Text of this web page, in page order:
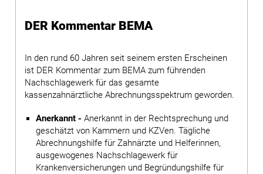
DER Kommentar BEMA
In den rund 60 Jahren seit seinem ersten Erscheinen
ist DER Kommentar zum BEMA zum führenden
Nachschlagewerk für das gesamte
kassenzahnärztliche Abrechnungsspektrum geworden.
Anerkannt - Anerkannt in der Rechtsprechung und
geschätzt von Kammern und KZVen. Tägliche
Abrechnungshilfe für Zahnärzte und Helferinnen,
ausgewogenes Nachschlagewerk für
Krankenversicherungen und Begründungshilfe für